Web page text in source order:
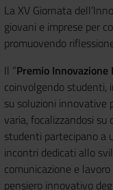
La XV Giornata
giovani e imprese per
promuovendo
Il “Premio Innovazione
coinvolgendo studenti,
su soluzioni innovative
varia, focalizzandosi su
studenti partecipano a
incontri dedicati allo
comunicazione e
pensiero innovativo